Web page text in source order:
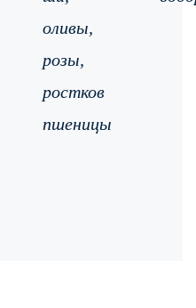
оливы,
розы,
ростков
пшеницы